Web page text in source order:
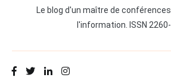
Le blog d'un maître de
l'information. ISSN